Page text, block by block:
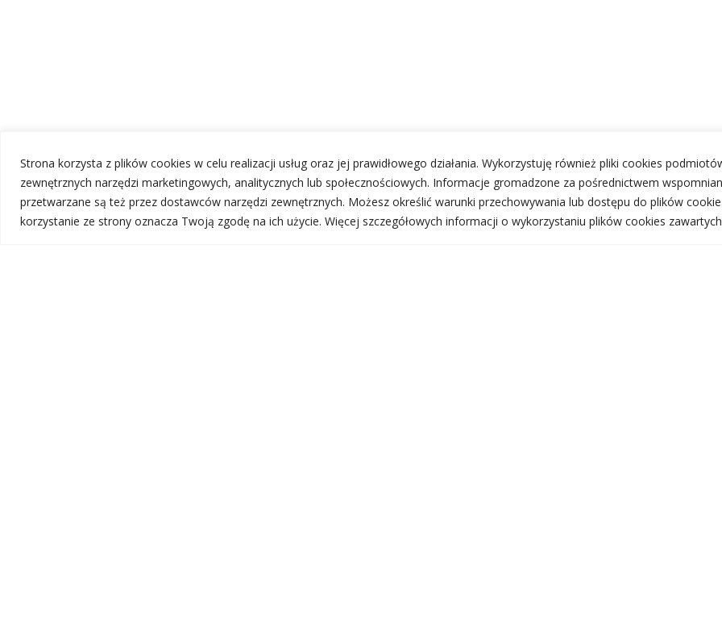
Strona korzysta z plików cookies w celu realizacji usług oraz jej prawidłowego działania. Wykorzystuję również pliki cookies
zewnętrznych narzędzi marketingowych, analitycznych lub społecznościowych. Informacje gromadzone za pośrednictwem
przetwarzane są też przez dostawców narzędzi zewnętrznych. Możesz określić warunki przechowywania lub dostępu do plików
korzystanie ze strony oznacza Twoją zgodę na ich użycie. Więcej szczegółowych informacji o wykorzystaniu plików cookies